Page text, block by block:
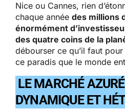
Nice ou Cannes, rien
chaque année des millions
énormément
des quatre coins de la
débourser ce qu’il faut
ce paradis que le monde
LE MARCHÉ
DYNAMIQUE ET